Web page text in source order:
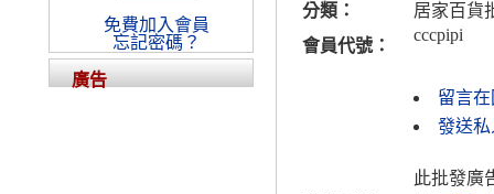
分類：
居家百貨
會員代號：
cccpipi
留言
發送私
此批發廣
免費加入會員
忘記密碼？
廣告